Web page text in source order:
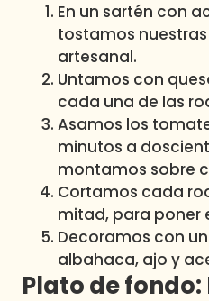
En un sartén con
tostamos
artesanal.
Untamos con
cada una de las
Asamos los
minutos a
montamos sobre
Cortamos cada
mitad, para poner
Decoramos con
albahaca, ajo y
Plato de fondo: